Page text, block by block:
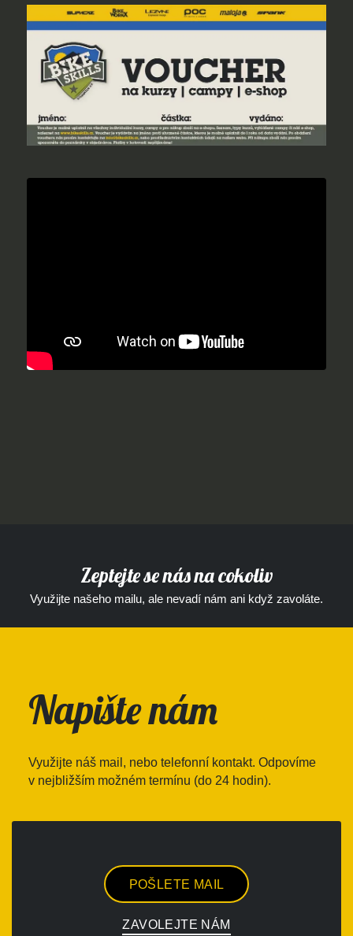
Zeptejte se nás na cokoliv
Využijte našeho mailu, ale nevadí nám ani když zavoláte.
Napište nám
Využijte náš mail, nebo telefonní kontakt. Odpovíme
v nejbližším možném termínu (do 24 hodin).
POŠLETE MAIL
ZAVOLEJTE NÁM